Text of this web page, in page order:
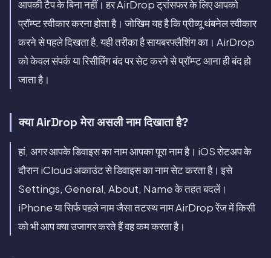
आपकी टैप के बिना नहीं। हर AirDrop ट्रांसफर के लिए आपको
प्रॉम्प्ट स्वीकार करना होता है। जोखिम यह है कि प्रीव्यू थंबनेल स्वीकार
करने से पहले दिखता है, यही तरीका है सायबरफ्लैशिंग का। AirDrop
को केवल संपर्क या रिसीविंग बंद पर सेट करने से प्रॉम्प्ट आना ही बंद हो
जाता है।
क्या AirDrop मेरा असली नाम दिखाता है?
हां, अगर आपके डिवाइस का नाम आपका पूरा नाम है। iOS सेटअप के
दौरान iCloud अकाउंट से डिवाइस का नाम सेट करता है। इसे
Settings, General, About, Name के तहत बदलें।
iPhone या सिर्फ पहले नाम जैसा तटस्थ नाम AirDrop रेंज में किसी
को भी आप क्या उजागर करते हैं वह कम करता है।